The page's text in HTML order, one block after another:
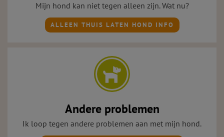
Mijn hond kan niet tegen alleen zijn. Wat nu?
ALLEEN THUIS LATEN HOND INFO
Andere problemen
Ik loop tegen andere problemen aan met mijn hond.